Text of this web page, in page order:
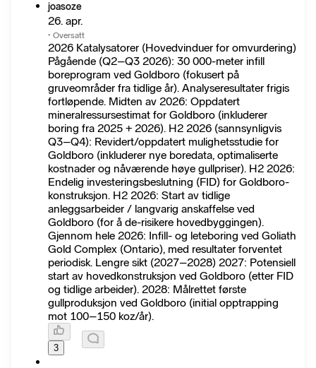
joasoze
26. apr.
· Oversatt
2026 Katalysatorer (Hovedvinduer for omvurdering)
Pågående (Q2–Q3 2026): 30 000-meter infill
boreprogram ved Goldboro (fokusert på
gruveområder fra tidlige år). Analyseresultater frigis
fortløpende. Midten av 2026: Oppdatert
mineralressursestimat for Goldboro (inkluderer
boring fra 2025 + 2026). H2 2026 (sannsynligvis
Q3–Q4): Revidert/oppdatert mulighetsstudie for
Goldboro (inkluderer nye boredata, optimaliserte
kostnader og nåværende høye gullpriser). H2 2026:
Endelig investeringsbeslutning (FID) for Goldboro-
konstruksjon. H2 2026: Start av tidlige
anleggsarbeider / langvarig anskaffelse ved
Goldboro (for å de-risikere hovedbyggingen).
Gjennom hele 2026: Infill- og leteboring ved Goliath
Gold Complex (Ontario), med resultater forventet
periodisk. Lengre sikt (2027–2028) 2027: Potensiell
start av hovedkonstruksjon ved Goldboro (etter FID
og tidlige arbeider). 2028: Målrettet første
gullproduksjon ved Goldboro (initial opptrapping
mot 100–150 koz/år).
3